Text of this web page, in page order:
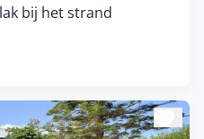
bij het strand